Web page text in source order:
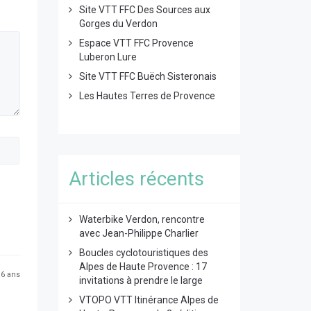
ans
Site VTT FFC Des Sources aux
Gorges du Verdon
Espace VTT FFC Provence
Luberon Lure
Site VTT FFC Buëch Sisteronais
Les Hautes Terres de Provence
Articles récents
Waterbike Verdon, rencontre
avec Jean-Philippe Charlier
Boucles cyclotouristiques des
Alpes de Haute Provence : 17
invitations à prendre le large
VTOPO VTT Itinérance Alpes de